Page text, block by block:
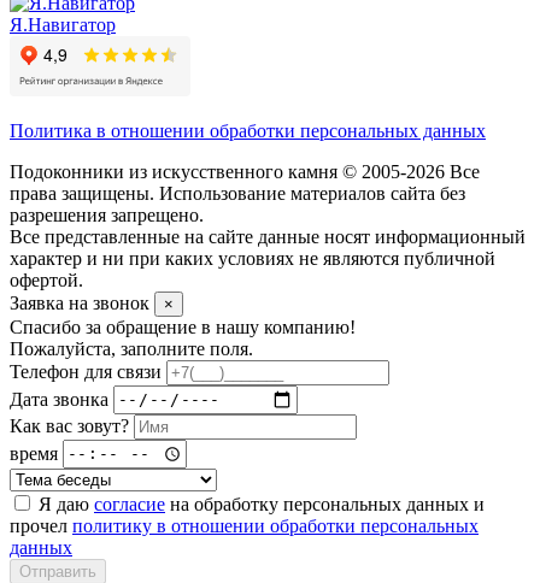
Я.Навигатор
Политика в отношении обработки персональных данных
Подоконники из искусственного камня © 2005-2026 Все
права защищены. Использование материалов сайта без
разрешения запрещено.
Все представленные на сайте данные носят информационный
характер и ни при каких условиях не являются публичной
офертой.
Заявка на звонок
×
Спасибо за обращение в нашу компанию!
Пожалуйста, заполните поля.
Телефон для связи
Дата звонка
Как вас зовут?
время
Я даю согласие на обработку персональных данных и
прочел политику в отношении обработки персональных
данных
Отправить